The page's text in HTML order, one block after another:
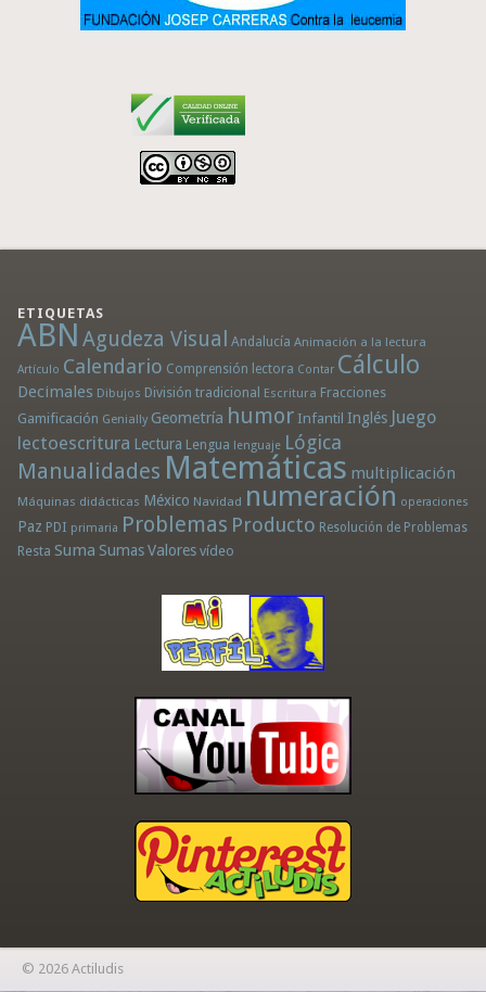
ETIQUETAS
ABN Agudeza Visual Andalucía Animación a la lectura
Artículo Calendario Comprensión lectora Contar Cálculo
Decimales Dibujos División tradicional Escritura Fracciones
Gamificación Genially Geometría humor Infantil Inglés Juego
lectoescritura Lectura Lengua lenguaje Lógica
Manualidades Matemáticas multiplicación
Máquinas didácticas México Navidad numeración operaciones
Paz PDI primaria Problemas Producto Resolución de Problemas
Resta Suma Sumas Valores vídeo
© 2026 Actiludis